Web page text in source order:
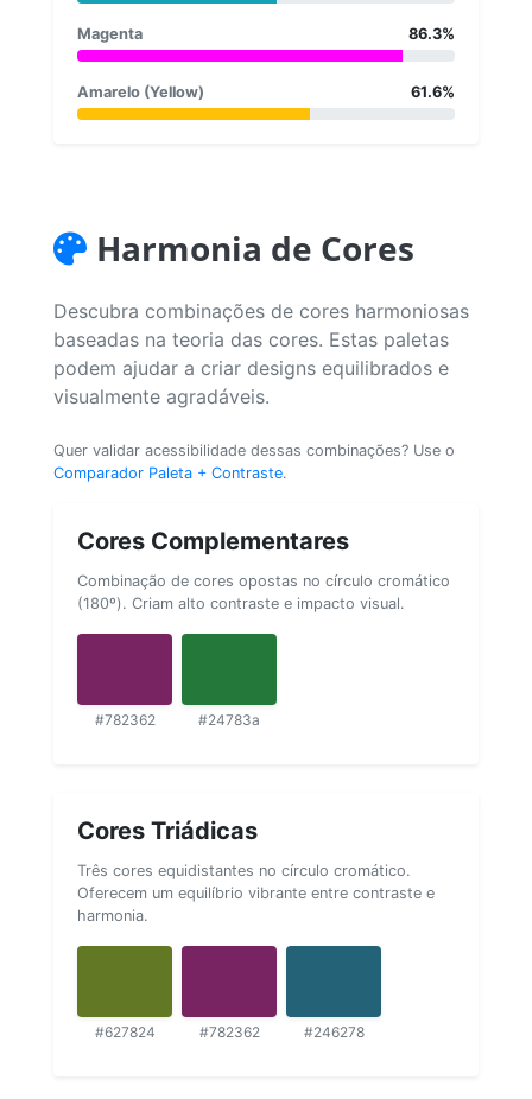
Magenta 86.3%
Amarelo (Yellow) 61.6%
Harmonia de Cores
Descubra combinações de cores harmoniosas
baseadas na teoria das cores. Estas paletas
podem ajudar a criar designs equilibrados e
visualmente agradáveis.
Quer validar acessibilidade dessas combinações? Use o
Comparador Paleta + Contraste.
Cores Complementares
Combinação de cores opostas no círculo cromático
(180º). Criam alto contraste e impacto visual.
#782362 #24783a
Cores Triádicas
Três cores equidistantes no círculo cromático.
Oferecem um equilíbrio vibrante entre contraste e
harmonia.
#627824 #782362 #246278